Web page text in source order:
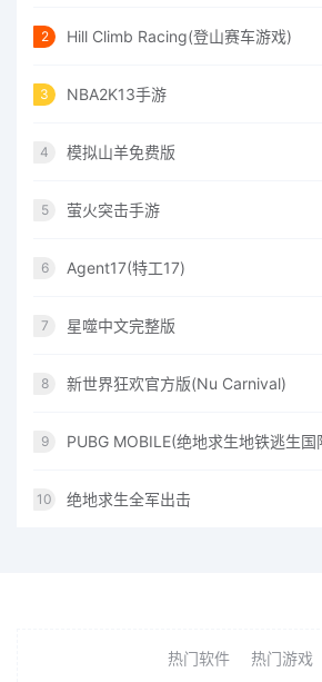
2 Hill Climb Racing(登山赛车游戏)
3 NBA2K13手游
4 模拟山羊免费版
5 萤火突击手游
6 Agent17(特工17)
7 星噬中文完整版
8 新世界狂欢官方版(Nu Carnival)
9 PUBG MOBILE(绝地求生地铁逃生国
10 绝地求生全军出击
热门软件 热门游戏